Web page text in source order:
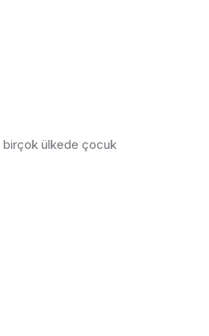
birçok ülkede çocuk